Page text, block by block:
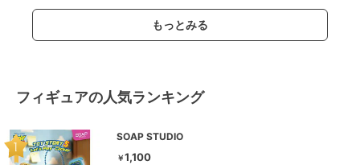
もっとみる
フィギュアの人気ランキング
SOAP STUDIO
￥1,100